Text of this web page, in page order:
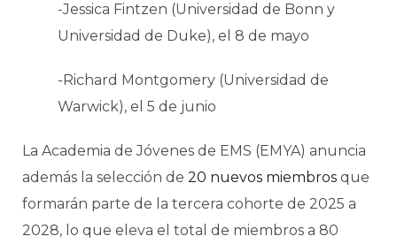
-Jessica Fintzen (Universidad de Bonn y
Universidad de Duke), el 8 de mayo
-Richard Montgomery (Universidad de
Warwick), el 5 de junio
La Academia de Jóvenes de EMS (EMYA) anuncia
además la selección de 20 nuevos miembros que
formarán parte de la tercera cohorte de 2025 a
2028, lo que eleva el total de miembros a 80